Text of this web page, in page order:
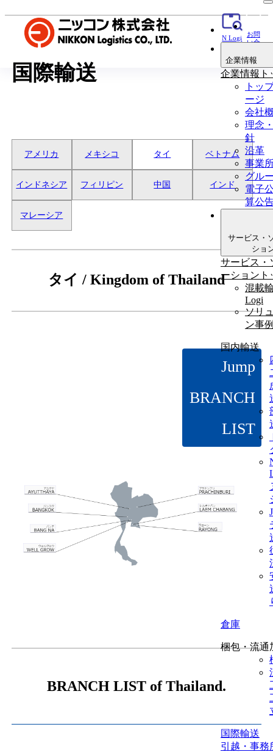
企業情報
企業情報ト
トッ
ージ
会社
理念
針
沿革
事業
グル
電子
算公
サービス・
ショ
サービス・
ーショント
混載
Logi
ソリ
ン事
国内輸送
倉庫
梱包・流通
国際輸送
引越・事務
N Logi
お問
い合
国際輸送
アメリカ メキシコ タイ ベトナム
インドネシア フィリピン 中国 インド
マレーシア
タイ / Kingdom of Thailand
Jump
BRANCH
LIST
BRANCH LIST of Thailand.